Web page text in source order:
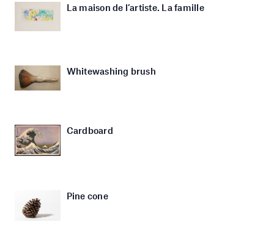
La maison de l’artiste. La famille
Whitewashing brush
Cardboard
Pine cone